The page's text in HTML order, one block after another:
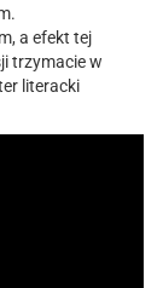
a efekt tej
trzymacie w
literacki